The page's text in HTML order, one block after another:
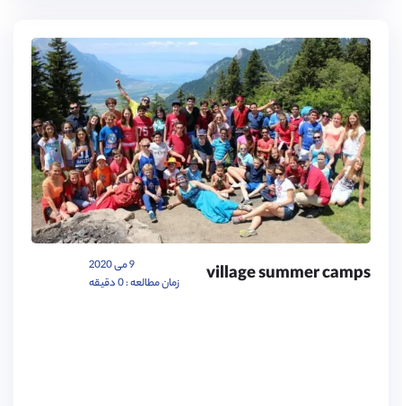
village summer camps
9 می 2020
زمان مطالعه : 0 دقیقه